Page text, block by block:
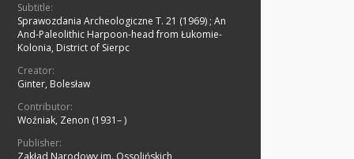
Subtitle:
Sprawozdania Archeologiczne T. 21 (1969) ; An
And-Paleolithic Harpoon-head from Łukomie-
Kolonia, District of Sierpc
Creator:
Ginter, Bolesław
Contributor:
Woźniak, Zenon (1931– )
Publisher: